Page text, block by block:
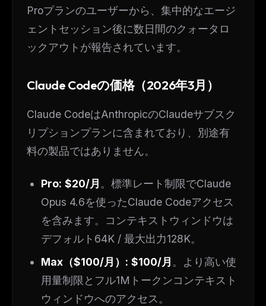
Proプランのユーザーから、集中的なエージ
ェントセッション後に数日間のクォータロ
ックアウトが報告されています。
Claude Codeの価格（2026年3月）
Claude CodeはAnthropicのClaudeサブスク
リプションプランに含まれており、別途有
料の製品ではありません。
Pro: $20/月 。標準レート制限でClaude
Opus 4.6を使ったClaude Codeアクセス
を含みます。コンテキストウィンドウは
デフォルト64K / 最大出力128K。
Max（$100/月）: $100/月 。より高い使
用量制限とフル1Mトークンコンテキスト
ウィンドウへのアクセス。